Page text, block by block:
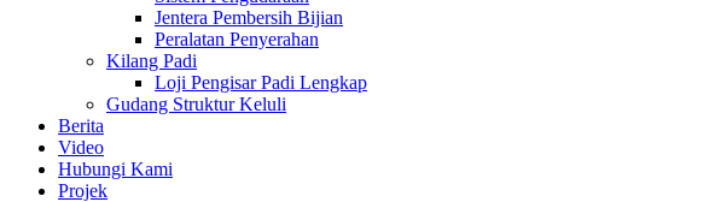
Jentera Pembersih Bijian
Peralatan Penyerahan
Kilang Padi
Loji Pengisar Padi Lengkap
Gudang Struktur Keluli
Berita
Video
Hubungi Kami
Projek